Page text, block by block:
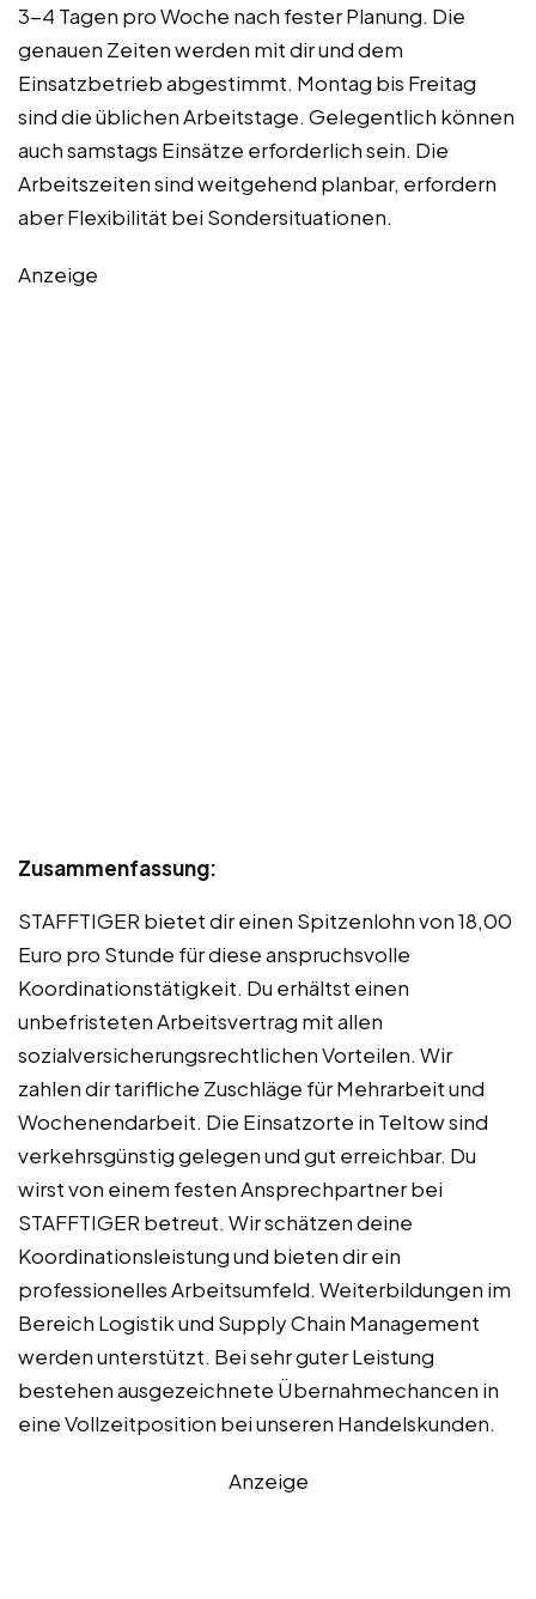
3-4 Tagen pro Woche nach fester Planung. Die
genauen Zeiten werden mit dir und dem
Einsatzbetrieb abgestimmt. Montag bis Freitag
sind die üblichen Arbeitstage. Gelegentlich können
auch samstags Einsätze erforderlich sein. Die
Arbeitszeiten sind weitgehend planbar, erfordern
aber Flexibilität bei Sondersituationen.
Anzeige
Zusammenfassung:
STAFFTIGER bietet dir einen Spitzenlohn von 18,00
Euro pro Stunde für diese anspruchsvolle
Koordinationstätigkeit. Du erhältst einen
unbefristeten Arbeitsvertrag mit allen
sozialversicherungsrechtlichen Vorteilen. Wir
zahlen dir tarifliche Zuschläge für Mehrarbeit und
Wochenendarbeit. Die Einsatzorte in Teltow sind
verkehrsgünstig gelegen und gut erreichbar. Du
wirst von einem festen Ansprechpartner bei
STAFFTIGER betreut. Wir schätzen deine
Koordinationsleistung und bieten dir ein
professionelles Arbeitsumfeld. Weiterbildungen im
Bereich Logistik und Supply Chain Management
werden unterstützt. Bei sehr guter Leistung
bestehen ausgezeichnete Übernahmechancen in
eine Vollzeitposition bei unseren Handelskunden.
Anzeige